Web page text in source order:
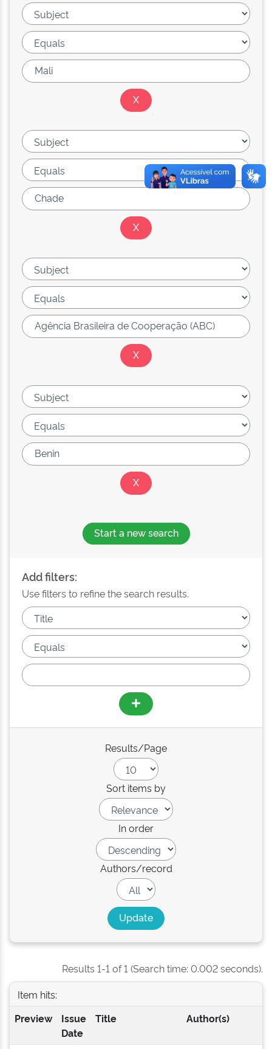
Start a new search
Add filters:
Use filters to refine the search results.
Results/Page
Sort items by
In order
Authors/record
Results 1-1 of 1 (Search time: 0.002 seconds).
Item hits:
Preview
Issue
Date
Title Author(s)